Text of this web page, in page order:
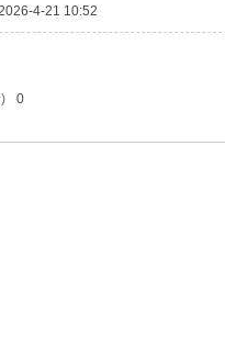
4-21 10:52
0